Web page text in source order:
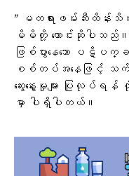
” မတရားဖမ်းဆီးထိန်းသိ
မိမိတို့ တောင်းဆိုပါသ
ဖြစ်ပွားနေသော ပဋိပ
စစ်တပ်အနေဖြင့် သက်
ဆွေးနွေးမှုများ ပြုလု
မှာ ပါရှိပါတယ်။